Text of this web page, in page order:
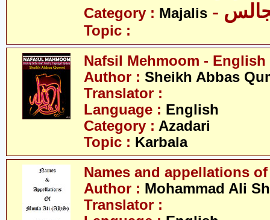
Category : Majalis
Topic :
Nafsil Mehmoom - English
Author : Sheikh Abbas
Translator :
Language : English
Category : Azadari
Topic : Karbala
Names and appellations
Author : Mohammad Ali
Translator :